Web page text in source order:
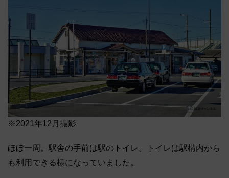
※2021年12月撮影
ほぼ一周。駅舎の手前は駅のトイレ。トイレは駅構内から
も利用できる様になっていました。